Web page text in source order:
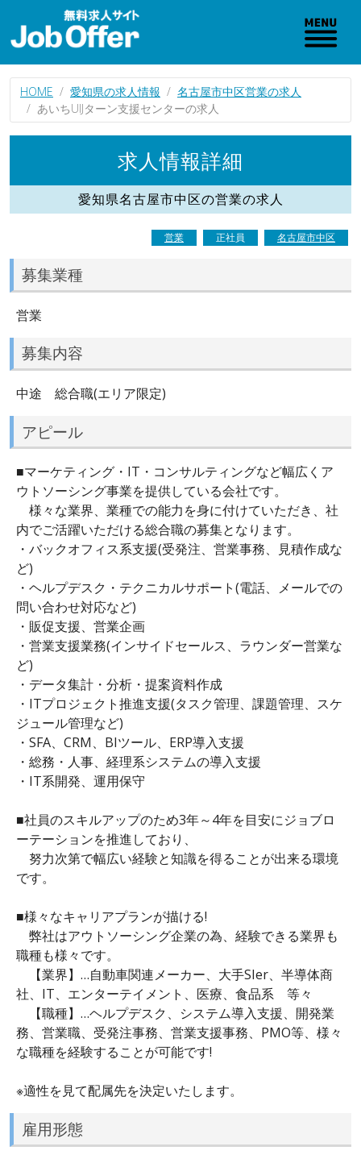
HOME 愛知県の求人情報
名古屋市中区営業の求人
あいちUIJターン支援センターの求人
求人情報詳細
愛知県名古屋市中区の営業の求人
営業 正社員 名古屋市中区
募集業種
営業
募集内容
中途 総合職(エリア限定)
アピール
■マーケティング・IT・コンサルティングなど幅広くア
ウトソーシング事業を提供している会社です。
様々な業界、業種での能力を身に付けていただき、社
内でご活躍いただける総合職の募集となります。
・バックオフィス系支援(受発注、営業事務、見積作成な
ど)
・ヘルプデスク・テクニカルサポート(電話、メールでの
問い合わせ対応など)
・販促支援、営業企画
・営業支援業務(インサイドセールス、ラウンダー営業な
ど)
・データ集計・分析・提案資料作成
・ITプロジェクト推進支援(タスク管理、課題管理、スケ
ジュール管理など)
・SFA、CRM、BIツール、ERP導入支援
・総務・人事、経理系システムの導入支援
・IT系開発、運用保守
■社員のスキルアップのため3年～4年を目安にジョブロ
ーテーションを推進しており、
努力次第で幅広い経験と知識を得ることが出来る環境
です。
■様々なキャリアプランが描ける!
弊社はアウトソーシング企業の為、経験できる業界も
職種も様々です。
【業界】…自動車関連メーカー、大手SIer、半導体商
社、IT、エンターテイメント、医療、食品系 等々
【職種】…ヘルプデスク、システム導入支援、開発業
務、営業職、受発注事務、営業支援事務、PMO等、様々
な職種を経験することが可能です!
※適性を見て配属先を決定いたします。
雇用形態